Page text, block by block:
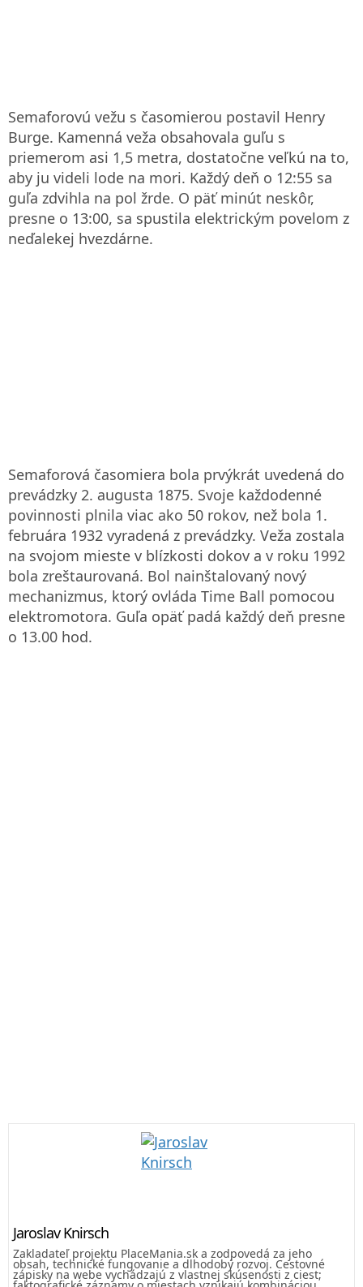
Semaforovú vežu s časomierou postavil Henry
Burge. Kamenná veža obsahovala guľu s
priemerom asi 1,5 metra, dostatočne veľkú na to,
aby ju videli lode na mori. Každý deň o 12:55 sa
guľa zdvihla na pol žrde. O päť minút neskôr,
presne o 13:00, sa spustila elektrickým povelom z
neďalekej hvezdárne.
Semaforová časomiera bola prvýkrát uvedená do
prevádzky 2. augusta 1875. Svoje každodenné
povinnosti plnila viac ako 50 rokov, než bola 1.
februára 1932 vyradená z prevádzky. Veža zostala
na svojom mieste v blízkosti dokov a v roku 1992
bola zreštaurovaná. Bol nainštalovaný nový
mechanizmus, ktorý ovláda Time Ball pomocou
elektromotora. Guľa opäť padá každý deň presne
o 13.00 hod.
Jaroslav Knirsch
Zakladateľ projektu PlaceMania.sk a zodpovedá za jeho
obsah, technické fungovanie a dlhodobý rozvoj. Cestovné
zápisky na webe vychádzajú z vlastnej skúsenosti z ciest;